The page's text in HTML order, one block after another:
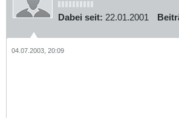
/////////////////////
Dabei seit: 22.01.2001
04.07.2003, 20:09